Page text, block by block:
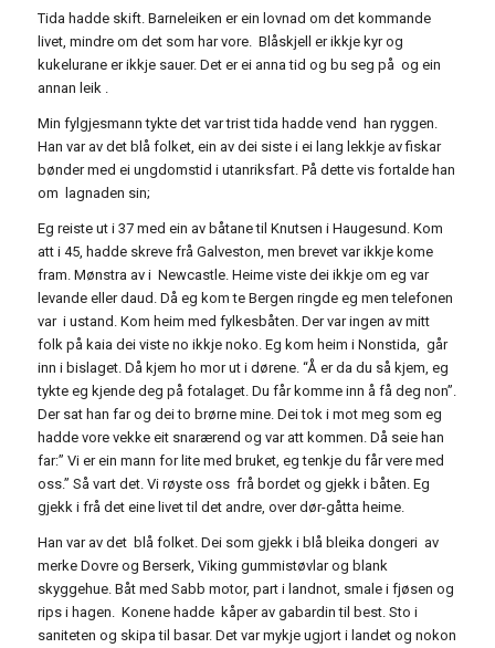
Tida hadde skift. Barneleiken er ein lovnad om det kommande
livet, mindre om det som har vore. Blåskjell er ikkje kyr og
kukelurane er ikkje sauer. Det er ei anna tid og bu seg på og ein
annan leik .
Min fylgjesmann tykte det var trist tida hadde vend han ryggen.
Han var av det blå folket, ein av dei siste i ei lang lekkje av fiskar
bønder med ei ungdomstid i utanriksfart. På dette vis fortalde han
om lagnaden sin;
Eg reiste ut i 37 med ein av båtane til Knutsen i Haugesund. Kom
att i 45, hadde skreve frå Galveston, men brevet var ikkje kome
fram. Mønstra av i Newcastle. Heime viste dei ikkje om eg var
levande eller daud. Då eg kom te Bergen ringde eg men telefonen
var i ustand. Kom heim med fylkesbåten. Der var ingen av mitt
folk på kaia dei viste no ikkje noko. Eg kom heim i Nonstida, går
inn i bislaget. Då kjem ho mor ut i dørene. “Å er da du så kjem, eg
tykte eg kjende deg på fotalaget. Du får komme inn å få deg non”.
Der sat han far og dei to brørne mine. Dei tok i mot meg som eg
hadde vore vekke eit snarærend og var att kommen. Då seie han
far:” Vi er ein mann for lite med bruket, eg tenkje du får vere med
oss.” Så vart det. Vi røyste oss frå bordet og gjekk i båten. Eg
gjekk i frå det eine livet til det andre, over dør-gåtta heime.
Han var av det blå folket. Dei som gjekk i blå bleika dongeri av
merke Dovre og Berserk, Viking gummistøvlar og blank
skyggehue. Båt med Sabb motor, part i landnot, smale i fjøsen og
rips i hagen. Konene hadde kåper av gabardin til best. Sto i
saniteten og skipa til basar. Det var mykje ugjort i landet og nokon